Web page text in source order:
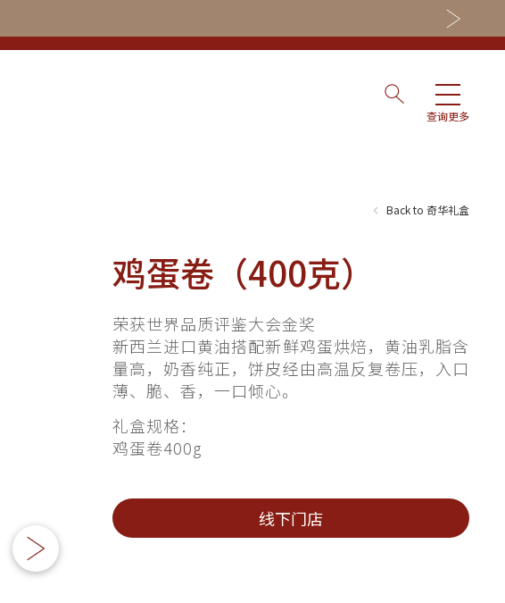
查询更多
Back to 奇华礼盒
鸡蛋卷（400克）
images
gallery
荣获世界品质评鉴大会金奖
新西兰进口黄油搭配新鲜鸡蛋烘焙，黄油乳脂含
量高，奶香纯正，饼皮经由高温反复卷压，入口
薄、脆、香，一口倾心。
礼盒规格：
鸡蛋卷400g
线下门店